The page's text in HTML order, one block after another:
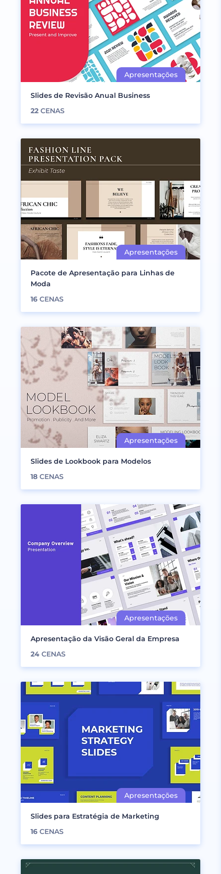
Slides de Revisão Anual Business
22 CENAS
Pacote de Apresentação para Linhas de
Moda
16 CENAS
Slides de Lookbook para Modelos
18 CENAS
Apresentação da Visão Geral da Empresa
24 CENAS
Slides para Estratégia de Marketing
16 CENAS